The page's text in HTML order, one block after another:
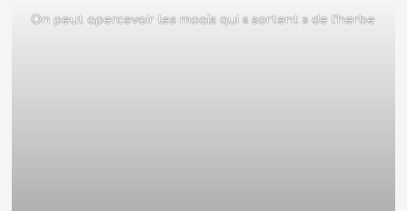
On peut apercevoir les moaïs qui « sortent » de l’herbe